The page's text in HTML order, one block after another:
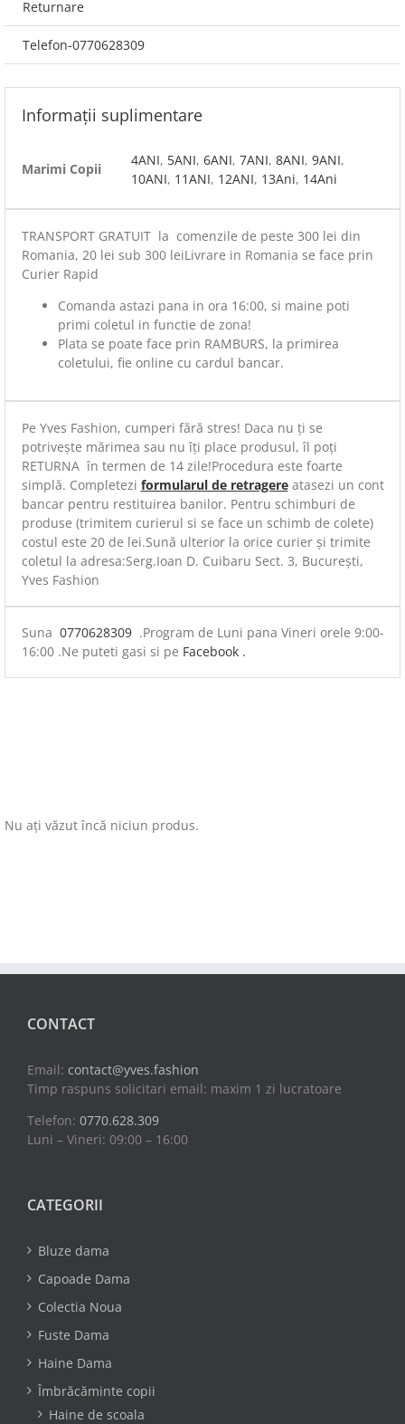
Returnare
Telefon-0770628309
Informații suplimentare
Marimi Copii
4ANI, 5ANI, 6ANI, 7ANI, 8ANI, 9ANI,
10ANI, 11ANI, 12ANI, 13Ani, 14Ani
TRANSPORT GRATUIT la comenzile de peste 300 lei din
Romania, 20 lei sub 300 leiLivrare in Romania se face prin
Curier Rapid
Comanda astazi pana in ora 16:00, si maine poti
primi coletul in functie de zona!
Plata se poate face prin RAMBURS, la primirea
coletului, fie online cu cardul bancar.
Pe Yves Fashion, cumperi fără stres! Daca nu ți se
potrivește mărimea sau nu îți place produsul, îl poți
RETURNA în termen de 14 zile!Procedura este foarte
simplă. Completezi formularul de retragereatasezi un cont
bancar pentru restituirea banilor. Pentru schimburi de
produse (trimitem curierul si se face un schimb de colete)
costul este 20 de lei.Sună ulterior la orice curier și trimite
coletul la adresa:Serg.Ioan D. Cuibaru Sect. 3, București,
Yves Fashion
Suna 0770628309.Program de Luni pana Vineri orele 9:00-
16:00 .Ne puteti gasi si pe Facebook .
Nu ați văzut încă niciun produs.
CONTACT
Email: contact@yves.fashion
Timp raspuns solicitari email: maxim 1 zi lucratoare
Telefon: 0770.628.309
Luni – Vineri: 09:00 – 16:00
CATEGORII
Bluze dama
Capoade Dama
Colectia Noua
Fuste Dama
Haine Dama
Îmbrăcăminte copii
Haine de scoala